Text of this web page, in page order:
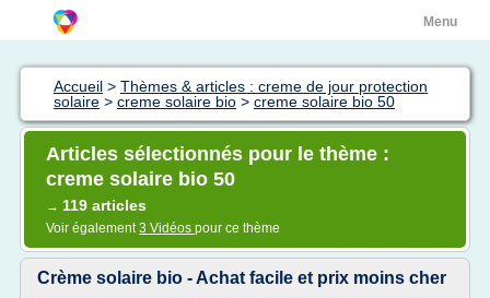
Menu
Accueil > Thèmes & articles : creme de jour protection
solaire > creme solaire bio > creme solaire bio 50
Articles sélectionnés pour le thème :
creme solaire bio 50
→ 119 articles
Voir également3 Vidéos pour ce thème
Crème solaire bio - Achat facile et prix moins cher